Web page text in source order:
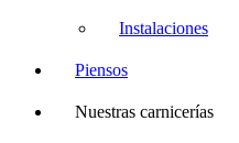
Instalaciones
Piensos
Nuestras carnicerías